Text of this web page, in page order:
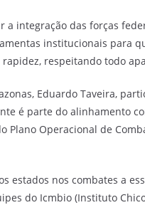
integração das forças
institucionais para
respeitando todo
Eduardo Taveira,
é parte do alinhamento
Plano Operacional de
estados nos combates a
do Icmbio (Instituto